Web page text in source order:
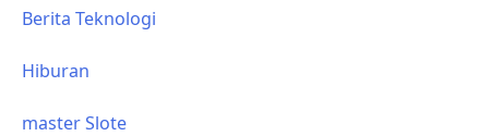
Berita Teknologi
Hiburan
master Slote